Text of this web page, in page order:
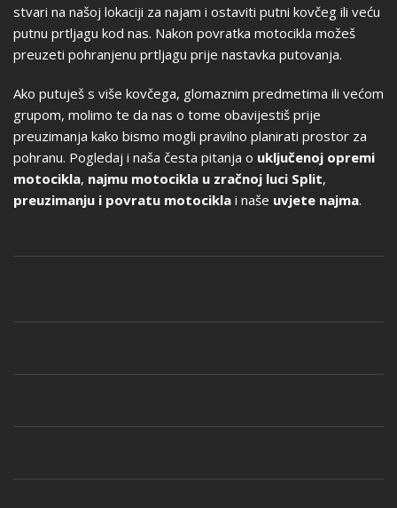
stvari na našoj lokaciji za najam i ostaviti putni kovčeg ili veću
putnu prtljagu kod nas. Nakon povratka motocikla možeš
preuzeti pohranjenu prtljagu prije nastavka putovanja.
Ako putuješ s više kovčega, glomaznim predmetima ili većom
grupom, molimo te da nas o tome obavijestiš prije
preuzimanja kako bismo mogli pravilno planirati prostor za
pohranu. Pogledaj i naša česta pitanja o uključenoj opremi
motocikla, najmu motocikla u zračnoj luci Split,
preuzimanju i povratu motocikla i naše uvjete najma.